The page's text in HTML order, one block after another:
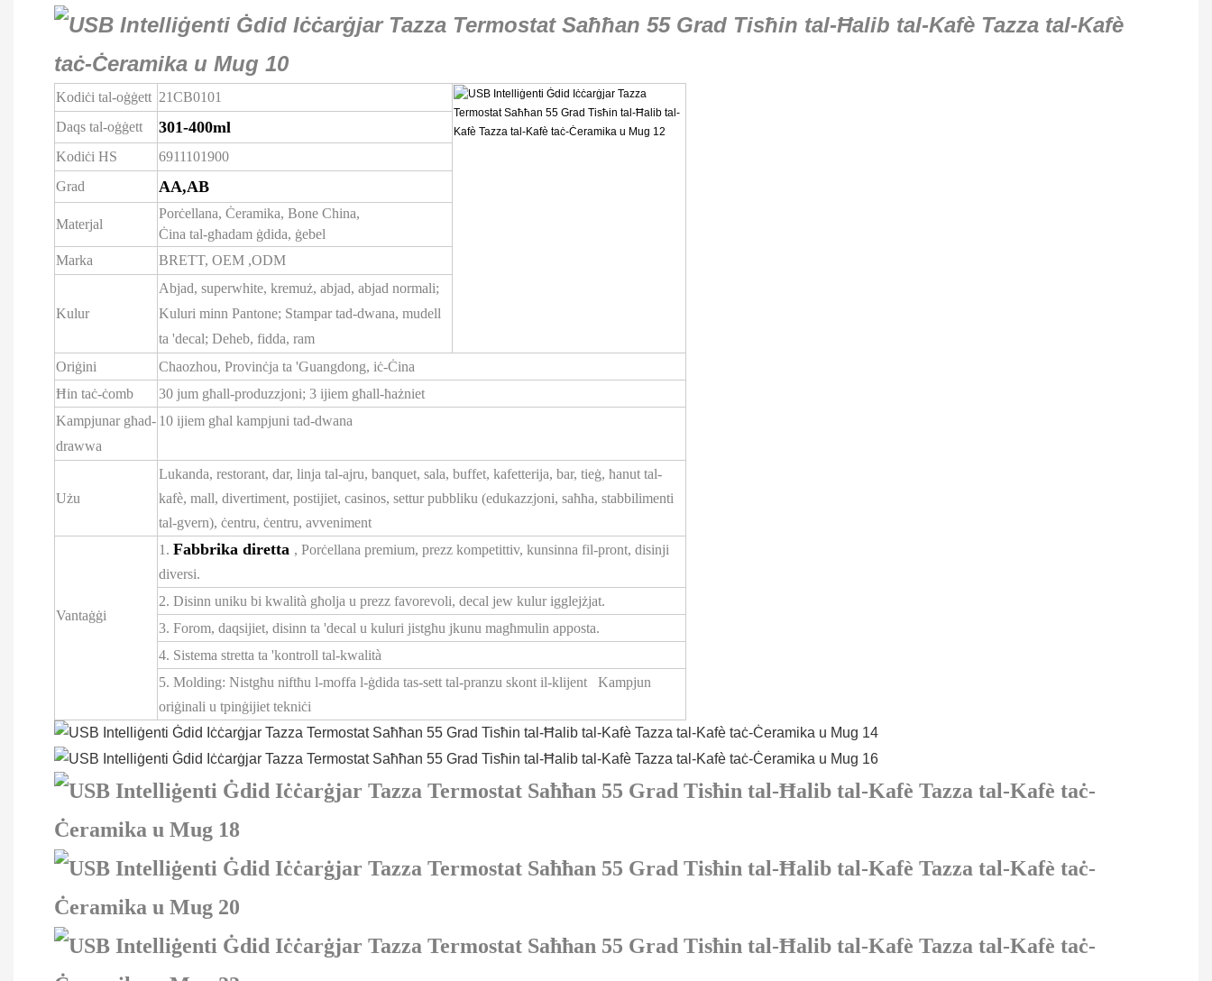
Kodiċi tal-oġġett 21CB0101
Daqs tal-oġġett
301-400ml
Kodiċi HS
6911101900
Grad
AA,AB
Materjal
Porċellana, Ċeramika, Bone China,
Ċina tal-għadam ġdida, ġebel
Marka
BRETT, OEM ,ODM
Kulur
Abjad, superwhite, kremuż, abjad, abjad normali;
Kuluri minn Pantone; Stampar tad-dwana, mudell
ta 'decal; Deheb, fidda, ram
Oriġini
Chaozhou, Provinċja ta 'Guangdong, iċ-Ċina
Ħin taċ-ċomb
30 jum għall-produzzjoni; 3 ijiem għall-ħażniet
Kampjunar għad-
drawwa
10 ijiem għal kampjuni tad-dwana
Użu
Lukanda, restorant, dar, linja tal-ajru, banquet, sala, buffet, kafetterija, bar, tieġ, ħanut tal-
kafè, mall, divertiment, postijiet, casinos, settur pubbliku (edukazzjoni, saħħa, stabbilimenti
tal-gvern), ċentru, ċentru, avveniment
Vantaġġi
1. Fabbrika diretta , Porċellana premium, prezz kompetittiv, kunsinna fil-pront, disinji
diversi.
2. Disinn uniku bi kwalità għolja u prezz favorevoli, decal jew kulur igglejżjat.
3. Forom, daqsijiet, disinn ta 'decal u kuluri jistgħu jkunu magħmulin apposta.
4. Sistema stretta ta 'kontroll tal-kwalità
5. Molding: Nistgħu niftħu l-moffa l-ġdida tas-sett tal-pranzu skont il-klijent Kampjun
oriġinali u tpinġijiet tekniċi